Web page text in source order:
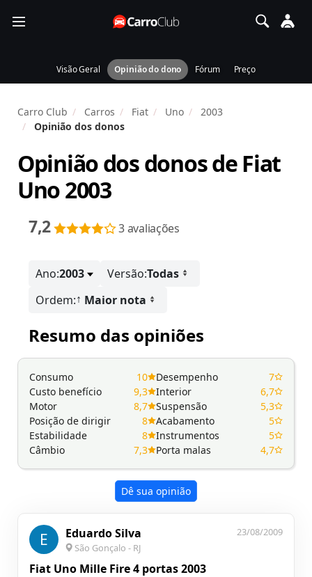
Visão Geral Opinião do dono Fórum Preço
Carro Club Carros Fiat Uno
2003
Opinião dos donos
Opinião dos donos deFiat
Uno 2003
7,2 3 avaliações
Ano:2003 Versão:Todas
Ordem:↑ Maior nota
Resumo das opiniões
Consumo
10
Custo benefício
9,3
Motor
8,7
Posição de dirigir
8
Estabilidade
8
Câmbio
7,3
Desempenho
7
Interior
6,7
Suspensão
5,3
Acabamento
5
Instrumentos
5
Porta malas
4,7
Dê sua opinião
E Eduardo Silva
São Gonçalo - RJ
23/08/2009
Fiat Uno Mille Fire 4 portas 2003